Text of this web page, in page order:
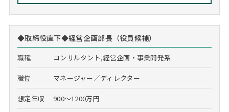
◆取締役直下◆経営企画部長（役員候補）
職種 コンサルタント,経営企画・事業開発系
職位 マネージャー／ディレクター
想定年収 900～1200万円